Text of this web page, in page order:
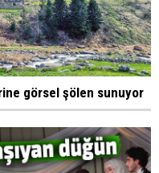
görsel şölen sunuyor